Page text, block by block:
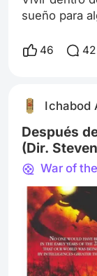
sueño para
cambia
a caminar y
su camino.
voy a
46 42
Ichabod
Después
(Dir.
War of